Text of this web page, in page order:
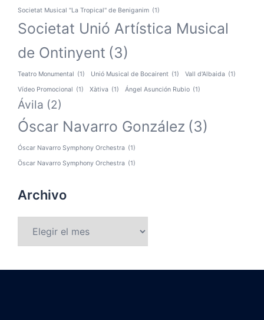
Societat Musical "La Tropical" de Beniganim (1)
Societat Unió Artística Musical
de Ontinyent (3)
Teatro Monumental (1) Unió Musical de Bocairent (1) Vall d'Albaida (1)
Vídeo Promocional (1) Xàtiva (1) Ángel Asunción Rubio (1)
Ávila (2)
Óscar Navarro González (3)
Óscar Navarro Symphony Orchestra (1)
Öscar Navarro Symphony Orchestra (1)
Archivo